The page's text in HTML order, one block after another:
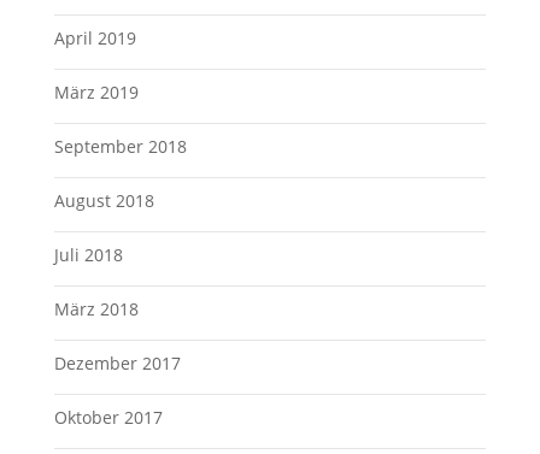
April 2019
März 2019
September 2018
August 2018
Juli 2018
März 2018
Dezember 2017
Oktober 2017